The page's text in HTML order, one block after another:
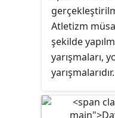
Atletizm
şekilde
yarışmaları,
yarışmalarıdır.